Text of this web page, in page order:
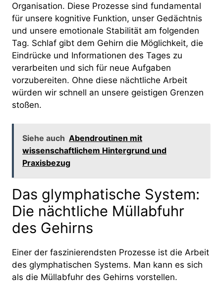
Organisation. Diese Prozesse sind fundamental
für unsere kognitive Funktion, unser Gedächtnis
und unsere emotionale Stabilität am folgenden
Tag. Schlaf gibt dem Gehirn die Möglichkeit, die
Eindrücke und Informationen des Tages zu
verarbeiten und sich für neue Aufgaben
vorzubereiten. Ohne diese nächtliche Arbeit
würden wir schnell an unsere geistigen Grenzen
stoßen.
Siehe auch Abendroutinen mit
wissenschaftlichem Hintergrund und
Praxisbezug
Das glymphatische System:
Die nächtliche Müllabfuhr
des Gehirns
Einer der faszinierendsten Prozesse ist die Arbeit
des glymphatischen Systems. Man kann es sich
als die Müllabfuhr des Gehirns vorstellen.